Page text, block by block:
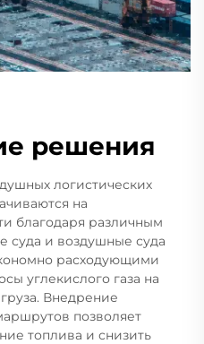
решения
логистических
на
благодаря различным
суда и воздушные суда
расходующими
углекислого газа на
Внедрение
позволяет
топлива и снизить